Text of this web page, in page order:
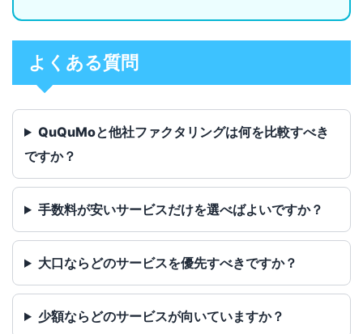
よくある質問
QuQuMoと他社ファクタリングは何を比較すべき
ですか？
手数料が安いサービスだけを選べばよいですか？
大口ならどのサービスを優先すべきですか？
少額ならどのサービスが向いていますか？